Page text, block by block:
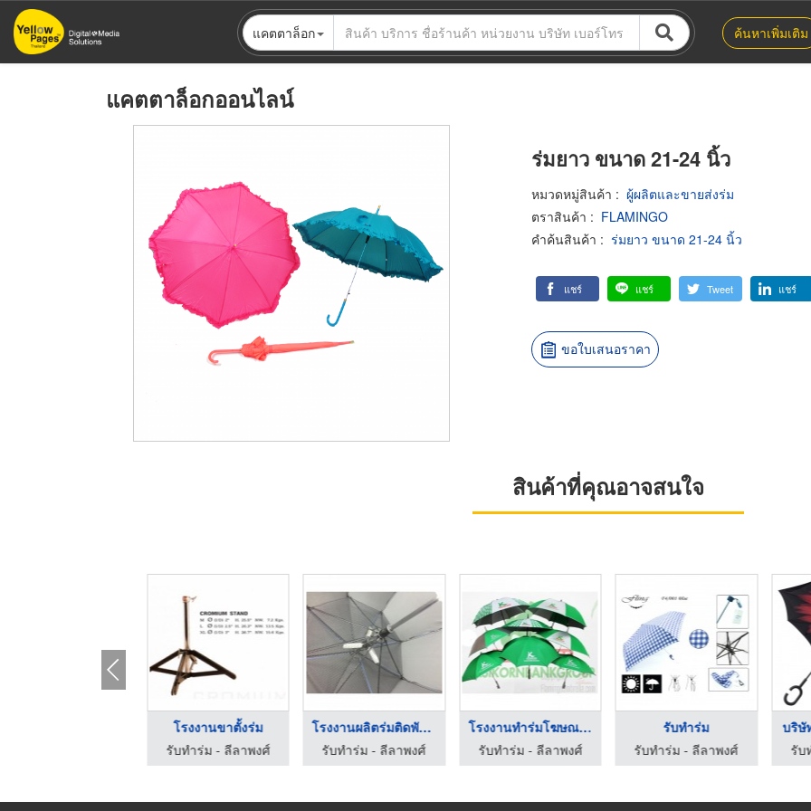
ข้าม
ไป
แคตตาล็อก ค้นหาเพิ่มเติม
แคตตาล็อกออนไลน์
ร่มยาว ขนาด 21-24 นิ้ว
หมวดหมู่สินค้า : ผู้ผลิตและขายส่งร่ม
ตราสินค้า : FLAMINGO
คำค้นสินค้า : ร่มยาว ขนาด 21-24 นิ้ว
แชร์ แชร์ Tweet แชร์
ขอใบเสนอราคา
สินค้าที่คุณอาจสนใจ
โรงงานขาตั้งร่ม
รับทำร่ม - ลีลาพงศ์
โรงงานผลิตร่มติดพัดล ...
รับทำร่ม - ลีลาพงศ์
โรงงานทำร่มโฆษณา และ ...
รับทำร่ม - ลีลาพงศ์
รับทำร่ม
รับทำร่ม - ลีลาพงศ์
บริษั
รับ